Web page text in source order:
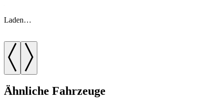
Laden…
Ähnliche Fahrzeuge